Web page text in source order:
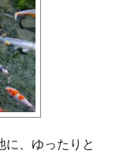
に、ゆったりと